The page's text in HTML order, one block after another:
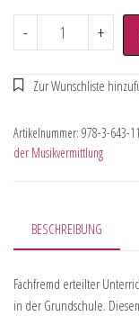
- +
Artikelnummer: 978-3-643-
der Musikvermittlung
BESCHREIBUNG
Fachfremd erteilter
in der Grundschule.